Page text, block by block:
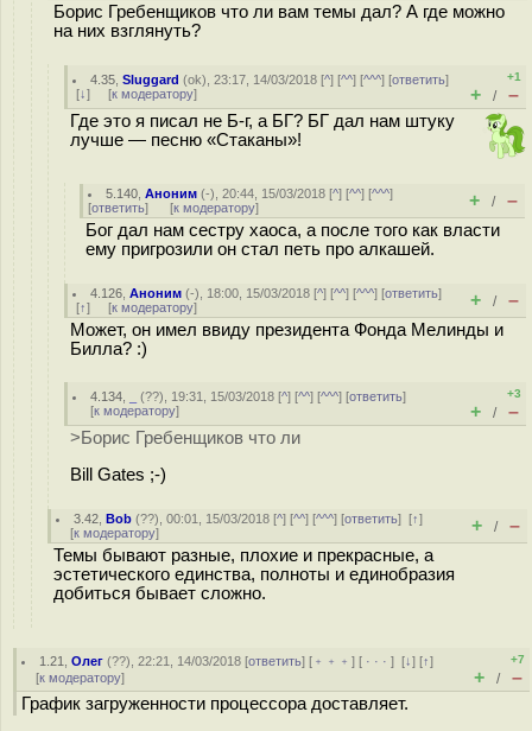
Борис Гребенщиков что ли вам темы дал? А где можно
на них взглянуть?
4.35 ,Sluggard (ok), 23:17, 14/03/2018 [^] [^^] [^^^] [ответить]
[↓] [к модератору]
+1
+ / –
Где это я писал не Б-г, а БГ? БГ дал нам штуку
лучше — песню «Стаканы»!
5.140 ,Аноним (-), 20:44, 15/03/2018 [^] [^^] [^^^]
[ответить] [к модератору] + / –
Бог дал нам сестру хаоса, а после того как власти
ему пригрозили он стал петь про алкашей.
4.126 ,Аноним (-), 18:00, 15/03/2018 [^] [^^] [^^^] [ответить]
[↑] [к модератору] + / –
Может, он имел ввиду президента Фонда Мелинды и
Билла? :)
4.134 (??), 19:31, 15/03/2018 [^] [^^] [^^^] [ответить]
[к модератору]
+3
+ / –
>Борис Гребенщиков что ли
Bill Gates ;-)
3.42 ,Bob (??), 00:01, 15/03/2018 [^] [^^] [^^^] [ответить][↑]
[к модератору] + / –
Темы бывают разные, плохие и прекрасные, а
эстетического единства, полноты и единобразия
добиться бывает сложно.
1.21 ,Олег (??), 22:21, 14/03/2018 [ответить] [ ﹢﹢﹢] [ · · ·][↓] [↑]
[к модератору]
+7
+ / –
График загруженности процессора доставляет.